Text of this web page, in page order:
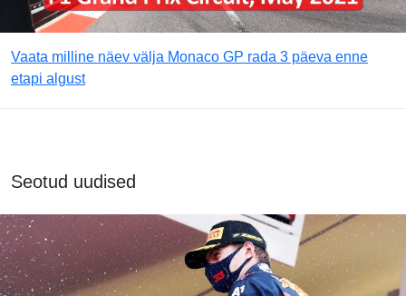
Vaata milline näev välja Monaco GP rada 3 päeva enne
etapi algust
Seotud uudised